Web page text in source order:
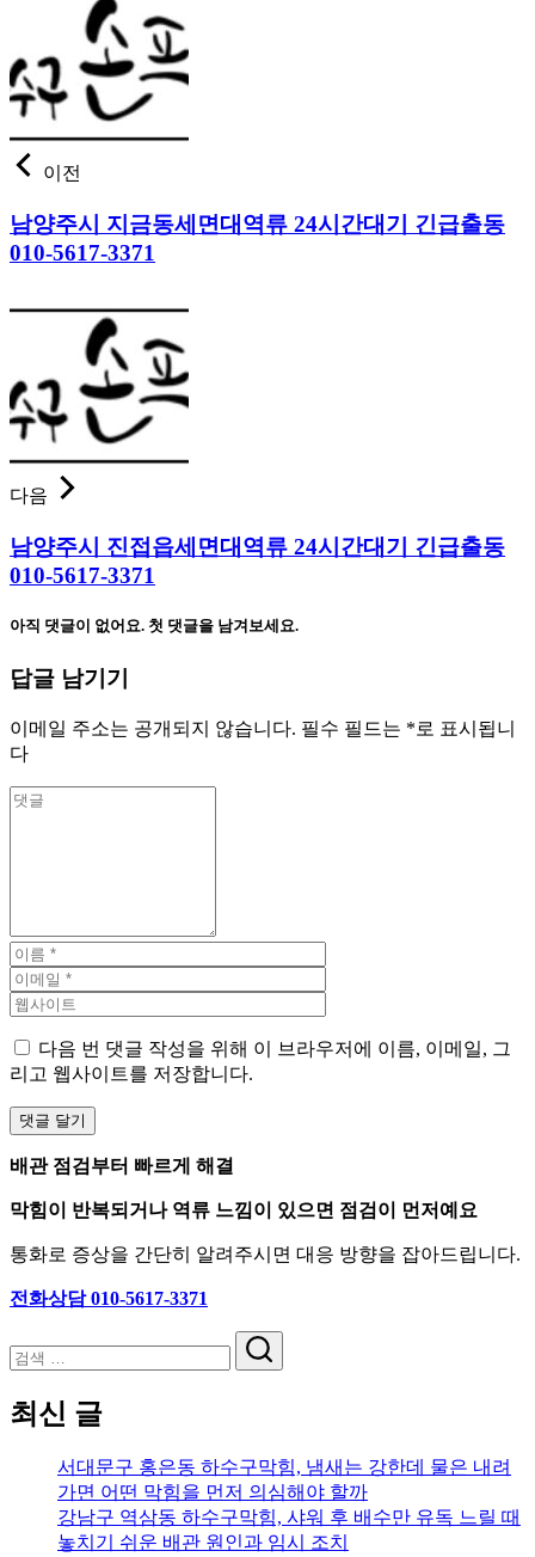
이전
남양주시 지금동세면대역류 24시간대기 긴급출동
010-5617-3371
다음
남양주시 진접읍세면대역류 24시간대기 긴급출동
010-5617-3371
아직 댓글이 없어요. 첫 댓글을 남겨보세요.
답글 남기기
이메일 주소는 공개되지 않습니다. 필수 필드는 *로 표시됩니
다
다음 번 댓글 작성을 위해 이 브라우저에 이름, 이메일, 그
리고 웹사이트를 저장합니다.
배관 점검부터 빠르게 해결
막힘이 반복되거나 역류 느낌이 있으면 점검이 먼저예요
통화로 증상을 간단히 알려주시면 대응 방향을 잡아드립니다.
전화상담 010-5617-3371
검
최신 글
서대문구 홍은동 하수구막힘, 냄새는 강한데 물은 내려
가면 어떤 막힘을 먼저 의심해야 할까
강남구 역삼동 하수구막힘, 샤워 후 배수만 유독 느릴 때
놓치기 쉬운 배관 원인과 임시 조치